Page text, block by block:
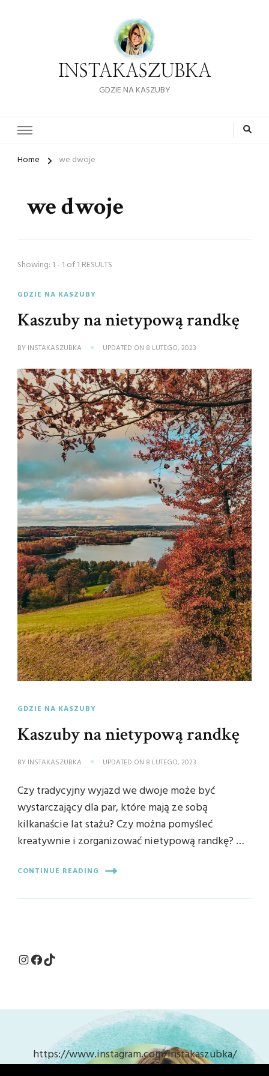
INSTAKASZUBKA
GDZIE NA KASZUBY
Home we dwoje
we dwoje
Showing: 1 - 1 of 1 RESULTS
GDZIE NA KASZUBY
Kaszuby na nietypową randkę
BY INSTAKASZUBKA UPDATED ON 8 LUTEGO, 2023
GDZIE NA KASZUBY
Kaszuby na nietypową randkę
BY INSTAKASZUBKA UPDATED ON 8 LUTEGO, 2023
Czy tradycyjny wyjazd we dwoje może być
wystarczający dla par, które mają ze sobą
kilkanaście lat stażu? Czy można pomyśleć
kreatywnie i zorganizować nietypową randkę? …
CONTINUE READING
Instagram Facebook TikTok
https://www.instagram.com/instakaszubka/